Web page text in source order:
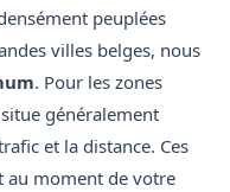
peuplées
villes belges, nous
. Pour les zones
généralement
et la distance. Ces
au moment de votre